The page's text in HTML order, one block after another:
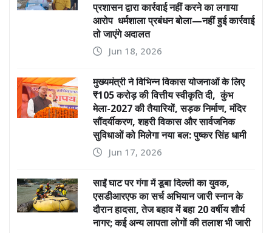
प्रशासन द्वारा कार्रवाई नहीं करने का लगाया
आरोप धर्मशाला प्रबंधन बोला—नहीं हुई कार्रवाई
तो जाएंगे अदालत
Jun 18, 2026
मुख्यमंत्री ने विभिन्न विकास योजनाओं के लिए
₹105 करोड़ की वित्तीय स्वीकृति दी, कुंभ
मेला-2027 की तैयारियों, सड़क निर्माण, मंदिर
सौंदर्यीकरण, शहरी विकास और सार्वजनिक
सुविधाओं को मिलेगा नया बल: पुष्कर सिंह धामी
Jun 17, 2026
साईं घाट पर गंगा में डूबा दिल्ली का युवक,
एसडीआरएफ का सर्च अभियान जारी स्नान के
दौरान हादसा, तेज बहाव में बहा 20 वर्षीय शौर्य
नागर; कई अन्य लापता लोगों की तलाश भी जारी